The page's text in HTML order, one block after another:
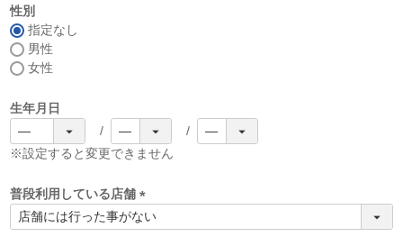
性別
指定なし
男性
女性
生年月日
※設定すると変更できません
普段利用している店舗
(